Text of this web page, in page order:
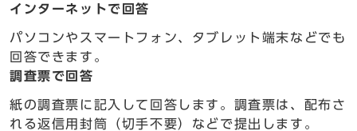
インターネットで回答
パソコンやスマートフォン、タブレット端末などでも
回答できます。
調査票で回答
紙の調査票に記入して回答します。調査票は、配布さ
れる返信用封筒（切手不要）などで提出します。